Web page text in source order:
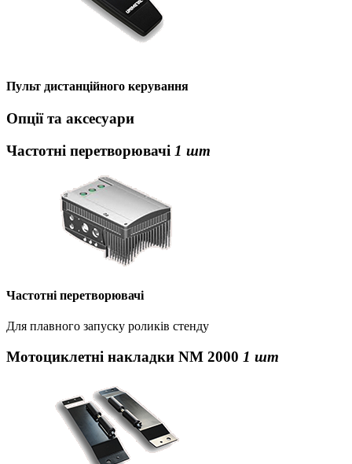
Пульт дистанційного керування
Опції та аксесуари
Частотні перетворювачі 1 шт
Частотні перетворювачі
Для плавного запуску роликів стенду
Мотоциклетні накладки NM 2000 1 шт